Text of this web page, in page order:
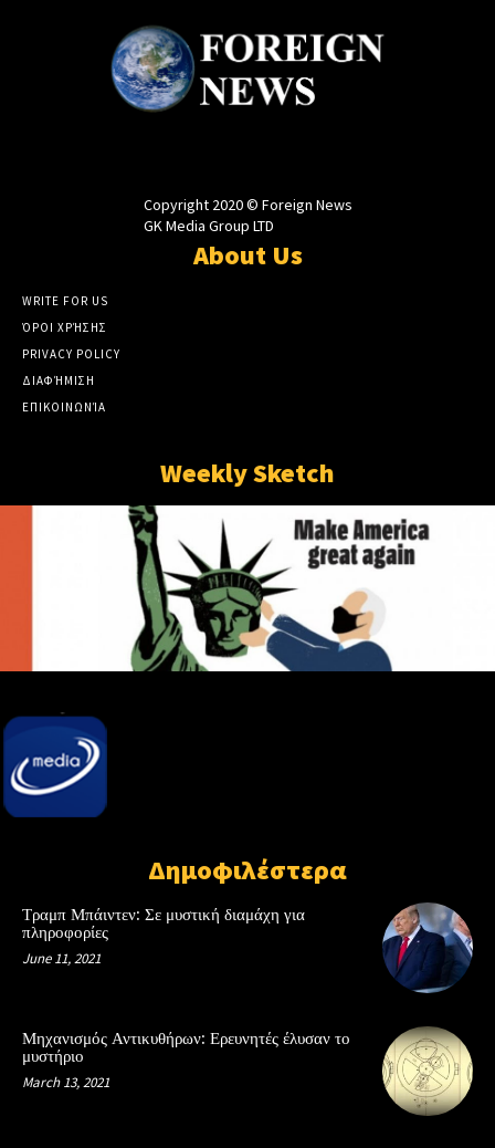
Copyright 2020 © Foreign News
GK Media Group LTD
About Us
WRITE FOR US
ΌΡΟΙ ΧΡΉΣΗΣ
PRIVACY POLICY
ΔΙΑΦΉΜΙΣΗ
ΕΠΙΚΟΙΝΩΝΊΑ
Weekly Sketch
Δημοφιλέστερα
Τραμπ Μπάιντεν: Σε μυστική διαμάχη για
πληροφορίες
June 11, 2021
Μηχανισμός Αντικυθήρων: Ερευνητές έλυσαν το
μυστήριο
March 13, 2021